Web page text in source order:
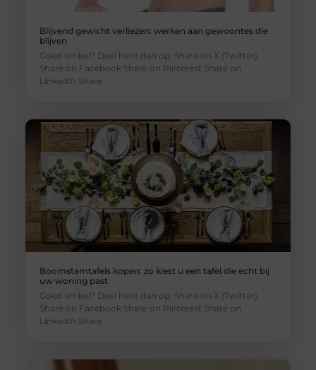
Blijvend gewicht verliezen: werken aan gewoontes die
blijven
Goed artikel? Deel hem dan op: Share on X (Twitter)
Share on Facebook Share on Pinterest Share on
LinkedIn Share
Boomstamtafels kopen: zo kiest u een tafel die echt bij
uw woning past
Goed artikel? Deel hem dan op: Share on X (Twitter)
Share on Facebook Share on Pinterest Share on
LinkedIn Share